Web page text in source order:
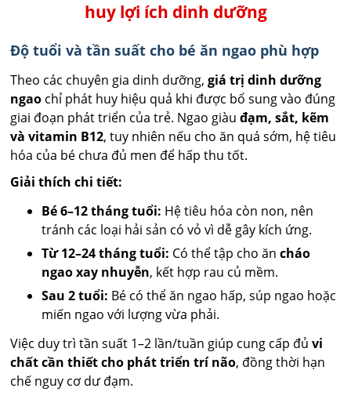
huy lợi ích dinh dưỡng
Độ tuổi và tần suất cho bé ăn ngao phù hợp
Theo các chuyên gia dinh dưỡng,giá trị dinh dưỡng
ngao chỉ phát huy hiệu quả khi được bổ sung vào đúng
giai đoạn phát triển của trẻ. Ngao giàuđạm, sắt, kẽm
và vitamin B12, tuy nhiên nếu cho ăn quá sớm, hệ tiêu
hóa của bé chưa đủ men để hấp thu tốt.
Giải thích chi tiết:
Bé 6–12 tháng tuổi: Hệ tiêu hóa còn non, nên
tránh các loại hải sản có vỏ vì dễ gây kích ứng.
Từ 12–24 tháng tuổi: Có thể tập cho ăncháo
ngao xay nhuyễn, kết hợp rau củ mềm.
Sau 2 tuổi: Bé có thể ăn ngao hấp, súp ngao hoặc
miến ngao với lượng vừa phải.
Việc duy trì tần suất 1–2 lần/tuần giúp cung cấp đủvi
chất cần thiết cho phát triển trí não, đồng thời hạn
chế nguy cơ dư đạm.